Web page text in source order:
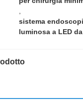
sistema
luminosa a LED